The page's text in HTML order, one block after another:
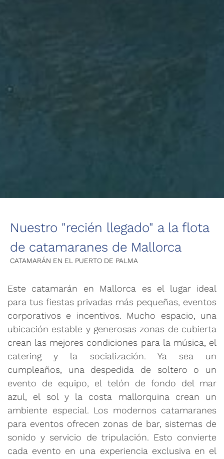
Nuestro "recién llegado" a la flota
de catamaranes de Mallorca
CATAMARÁN EN EL PUERTO DE PALMA
Este catamarán en Mallorca es el lugar ideal
para tus fiestas privadas más pequeñas, eventos
corporativos e incentivos. Mucho espacio, una
ubicación estable y generosas zonas de cubierta
crean las mejores condiciones para la música, el
catering y la socialización. Ya sea un
cumpleaños, una despedida de soltero o un
evento de equipo, el telón de fondo del mar
azul, el sol y la costa mallorquina crean un
ambiente especial. Los modernos catamaranes
para eventos ofrecen zonas de bar, sistemas de
sonido y servicio de tripulación. Esto convierte
cada evento en una experiencia exclusiva en el